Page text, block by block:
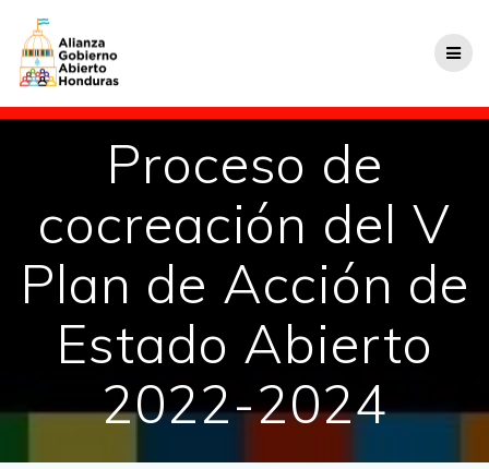
Proceso de
cocreación del V
Plan de Acción de
Estado Abierto
2022-2024